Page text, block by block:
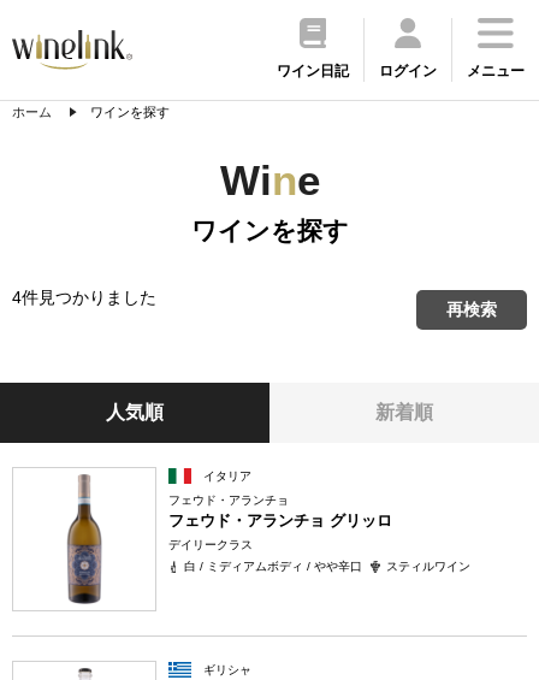
ワイン日記 ログイン メニュー
ホーム ワインを探す
Wine
ワインを探す
4件見つかりました
再検索
人気順 新着順
イタリア
フェウド・アランチョ
フェウド・アランチョ グリッロ
デイリークラス
白 / ミディアムボディ / やや辛口
スティルワイン
ギリシャ